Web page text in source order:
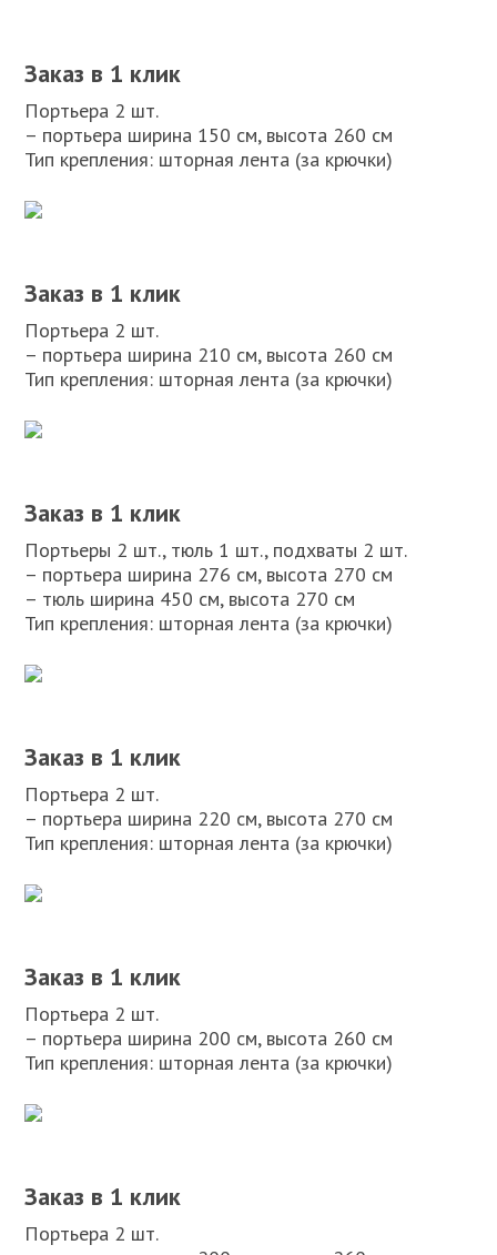
Заказ в 1 клик
Портьера 2 шт.
– портьера ширина 150 см, высота 260 см
Тип крепления: шторная лента (за крючки)
Заказ в 1 клик
Портьера 2 шт.
– портьера ширина 210 см, высота 260 см
Тип крепления: шторная лента (за крючки)
Заказ в 1 клик
Портьеры 2 шт., тюль 1 шт., подхваты 2 шт.
– портьера ширина 276 см, высота 270 см
– тюль ширина 450 см, высота 270 см
Тип крепления: шторная лента (за крючки)
Заказ в 1 клик
Портьера 2 шт.
– портьера ширина 220 см, высота 270 см
Тип крепления: шторная лента (за крючки)
Заказ в 1 клик
Портьера 2 шт.
– портьера ширина 200 см, высота 260 см
Тип крепления: шторная лента (за крючки)
Заказ в 1 клик
Портьера 2 шт.